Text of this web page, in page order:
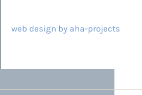
web design by aha-projects